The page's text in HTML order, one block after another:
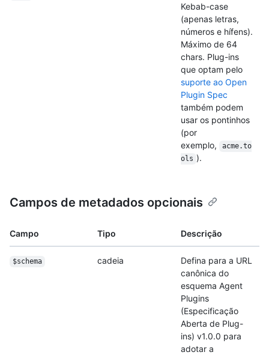
Kebab-case
(apenas letras,
números e hífens).
Máximo de 64
chars. Plug-ins
que optam pelo
suporte ao Open
Plugin Spec
também podem
usar os pontinhos
(por
exemplo,
acme.to
ols ).
Campos de metadados opcionais
Campo Tipo Descrição
$schema cadeia
Defina para a URL
canônica do
esquema Agent
Plugins
(Especificação
Aberta de Plug-
ins) v1.0.0 para
adotar a